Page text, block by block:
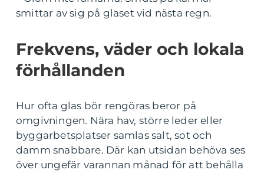
smittar av sig på glaset vid nästa regn.
Frekvens, väder och lokala
förhållanden
Hur ofta glas bör rengöras beror på
omgivningen. Nära hav, större leder eller
byggarbetsplatser samlas salt, sot och
damm snabbare. Där kan utsidan behöva ses
över ungefär varannan månad för att behålla